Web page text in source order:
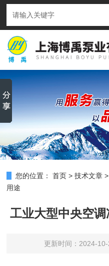
您的位置： 首页 >技术文章 >
用途
工业大型中央空
更新时间：2024-10-